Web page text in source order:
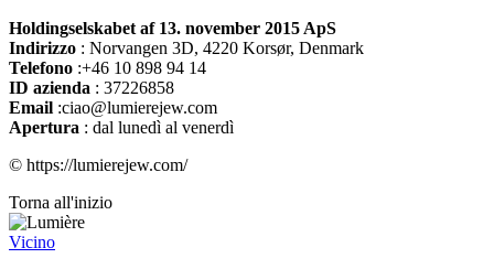
Holdingselskabet af 13. november 2015 ApS
Indirizzo : Norvangen 3D, 4220 Korsør, Denmark
Telefono :+46 10 898 94 14
ID azienda : 37226858
Email :ciao@lumierejew.com
Apertura : dal lunedì al venerdì
© https://lumierejew.com/
Torna all'inizio
Vicino